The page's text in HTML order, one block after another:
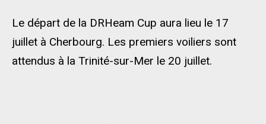
Le départ de la DRHeam Cup aura lieu le 17
juillet à Cherbourg. Les premiers voiliers sont
attendus à la Trinité-sur-Mer le 20 juillet.